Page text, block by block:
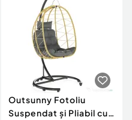
Outsunny Fotoliu
Suspendat și Pliabil cu